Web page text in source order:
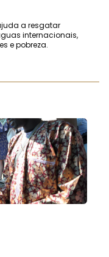
a resgatar
internacionais,
e pobreza.